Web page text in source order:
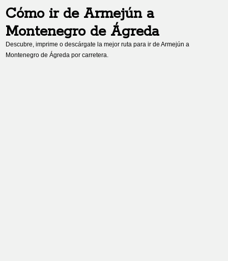
Cómo ir de Armejúna
Montenegro de Ágreda
Descubre, imprime o descárgate la mejor ruta para ir deArmejún a
Montenegro de Ágreda por carretera.